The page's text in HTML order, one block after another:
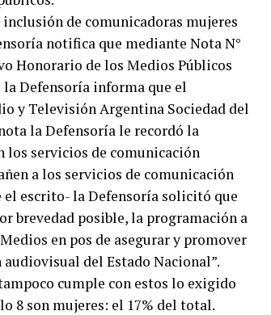
de comunicadoras mujeres
notifica que mediante Nota N°
Honorario de los Medios Públicos
la Defensoría informa que el
y Televisión Argentina Sociedad del
la Defensoría le recordó la
los servicios de comunicación
a los servicios de comunicación
el escrito- la Defensoría solicitó que
brevedad posible, la programación a
en pos de asegurar y promover
del Estado Nacional”.
cumple con estos lo exigido
8 son mujeres: el 17% del total.